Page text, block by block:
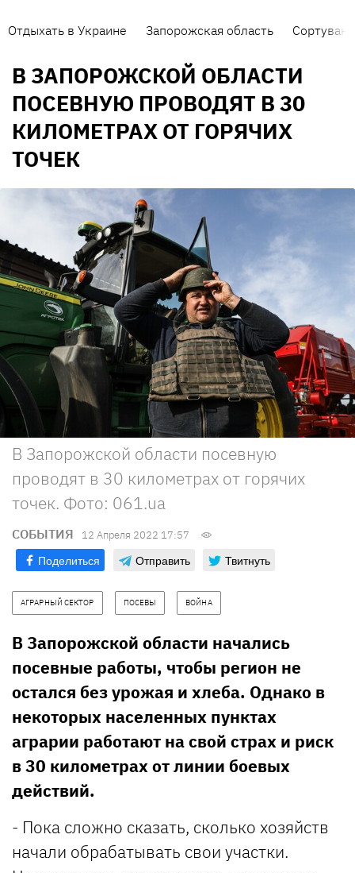
Отдыхать в Украине Запорожская область
В ЗАПОРОЖСКОЙ ОБЛАСТИ
ПОСЕВНУЮ ПРОВОДЯТ В 30
КИЛОМЕТРАХ ОТ ГОРЯЧИХ
ТОЧЕК
В Запорожской области посевную
проводят в 30 километрах от горячих
точек. Фото: 061.ua
СОБЫТИЯ 12 Апреля 2022 17:57
Поделиться Отправить Твитнуть
АГРАРНЫЙ СЕКТОР ПОСЕВЫ ВОЙНА
В Запорожской области начались
посевные работы, чтобы регион не
остался без урожая и хлеба. Однако в
некоторых населенных пунктах
аграрии работают на свой страх и риск
в 30 километрах от линии боевых
действий.
- Пока сложно сказать, сколько хозяйств
начали обрабатывать свои участки.